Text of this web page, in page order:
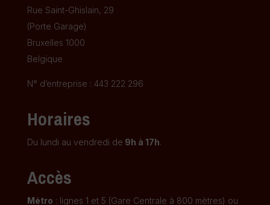
Rue Saint-Ghislain, 29
(Porte Garage)
Bruxelles 1000
Belgique
N° d’entreprise : 443 222 296
Horaires
Du lundi au vendredi de 9h à 17h.
Accès
Métro : lignes 1 et 5 (Gare Centrale à 800 mètres) ou